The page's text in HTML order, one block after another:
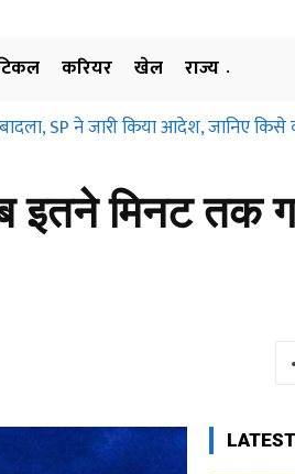
करियर खेल
राज्य
SP ने जारी किया आदेश, जानिए किसे
इतने मिनट तक